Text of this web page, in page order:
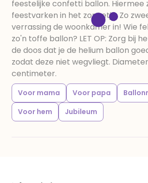
feestelijke confetti ballon. Hiermee
feestvarken in het zonnetje. Zo
verrassing de woonkamer in! Wie
zo'n toffe ballon? LET OP: Zorg bij
de doos dat je de helium ballon
zodat deze niet wegvliegt.
centimeter.
Voor mama Voor papa
Voor hem
Jubileum